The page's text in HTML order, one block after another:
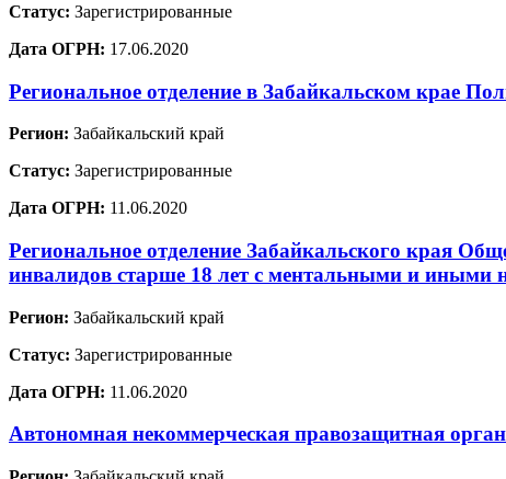
Статус: Зарегистрированные
Дата ОГРН: 17.06.2020
Региональное отделение в Забайкальском крае
Регион: Забайкальский край
Статус: Зарегистрированные
Дата ОГРН: 11.06.2020
Региональное отделение Забайкальского края
инвалидов старше 18 лет с ментальными и иными
Регион: Забайкальский край
Статус: Зарегистрированные
Дата ОГРН: 11.06.2020
Автономная некоммерческая правозащитная